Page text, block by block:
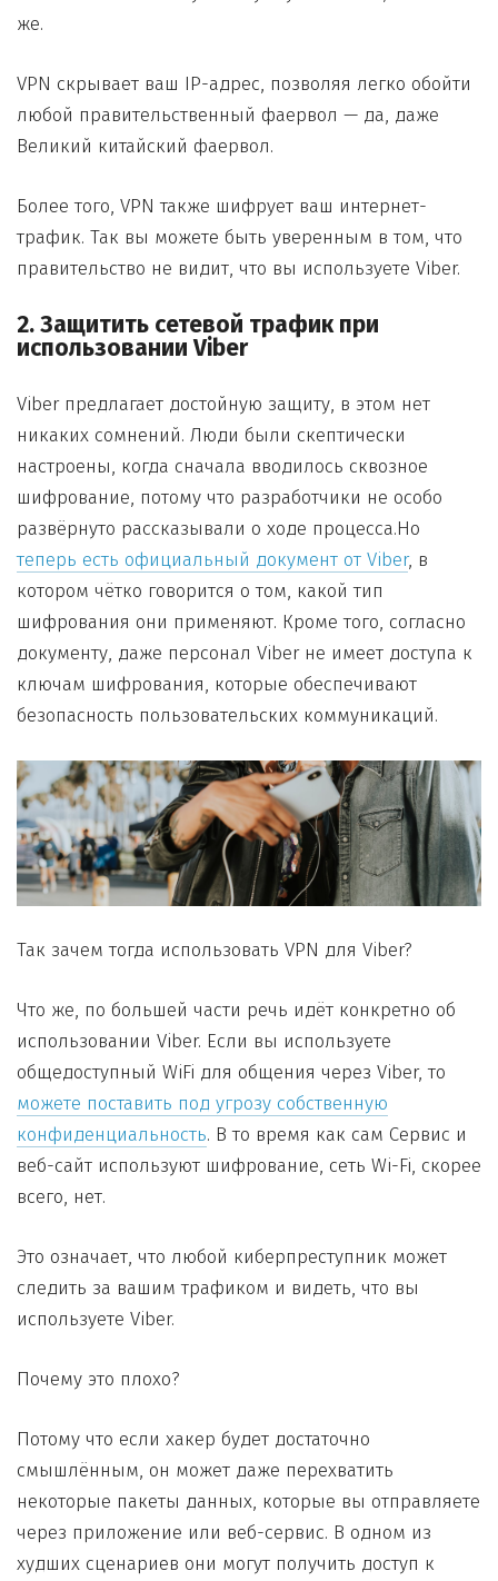
же.
VPN скрывает ваш IP-адрес, позволяя легко обойти
любой правительственный фаервол — да, даже
Великий китайский фаервол.
Более того, VPN также шифрует ваш интернет-
трафик. Так вы можете быть уверенным в том, что
правительство не видит, что вы используете Viber.
2. Защитить сетевой трафик при
использовании Viber
Viber предлагает достойную защиту, в этом нет
никаких сомнений. Люди были скептически
настроены, когда сначала вводилось сквозное
шифрование, потому что разработчики не особо
развёрнуто рассказывали о ходе процесса.Но
теперь есть официальный документ от Viber, в
котором чётко говорится о том, какой тип
шифрования они применяют. Кроме того, согласно
документу, даже персонал Viber не имеет доступа к
ключам шифрования, которые обеспечивают
безопасность пользовательских коммуникаций.
Так зачем тогда использовать VPN для Viber?
Что же, по большей части речь идёт конкретно об
использовании Viber. Если вы используете
общедоступный WiFi для общения через Viber, то
можете поставить под угрозу собственную
конфиденциальность. В то время как сам Сервис и
веб-сайт используют шифрование, сеть Wi-Fi, скорее
всего, нет.
Это означает, что любой киберпреступник может
следить за вашим трафиком и видеть, что вы
используете Viber.
Почему это плохо?
Потому что если хакер будет достаточно
смышлённым, он может даже перехватить
некоторые пакеты данных, которые вы отправляете
через приложение или веб-сервис. В одном из
худших сценариев они могут получить доступ к